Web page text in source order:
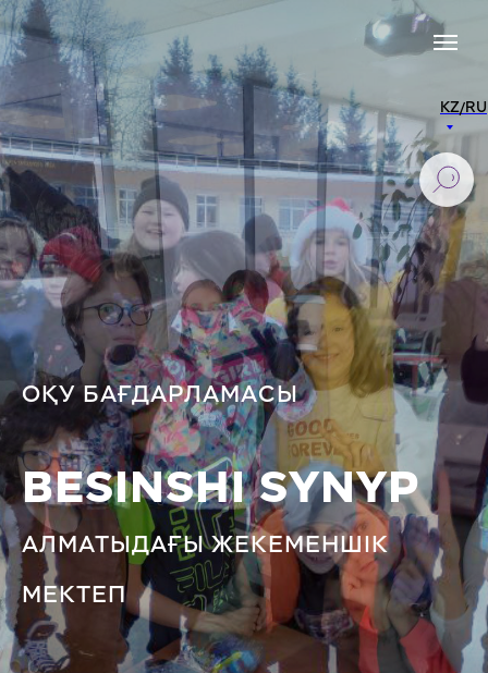
KZ/RU
ОҚУ БАҒДАРЛАМАСЫ
BESINSHI SYNYP
АЛМАТЫДАҒЫ ЖЕКЕМЕНШІК
МЕКТЕП